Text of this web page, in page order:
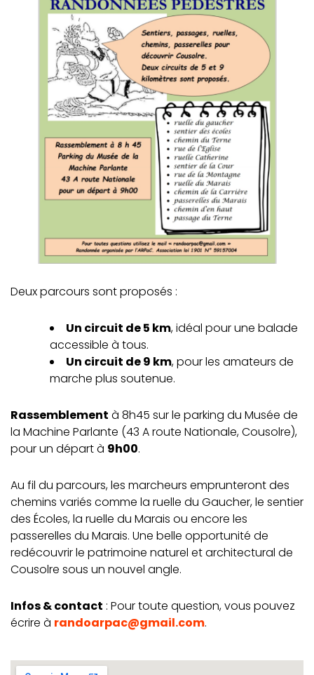
Deux parcours sont proposés :
Un circuit de 5 km, idéal pour une balade
accessible à tous.
Un circuit de 9 km, pour les amateurs de
marche plus soutenue.
Rassemblement à 8h45 sur le parking du Musée de
la Machine Parlante (43 A route Nationale, Cousolre),
pour un départ à 9h00.
Au fil du parcours, les marcheurs emprunteront des
chemins variés comme la ruelle du Gaucher, le sentier
des Écoles, la ruelle du Marais ou encore les
passerelles du Marais. Une belle opportunité de
redécouvrir le patrimoine naturel et architectural de
Cousolre sous un nouvel angle.
Infos & contact : Pour toute question, vous pouvez
écrire à randoarpac@gmail.com.